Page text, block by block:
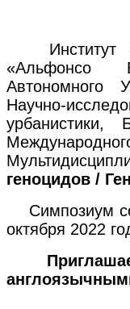
Институт
«Альфонсо
Автономного
Научно-
урбанистики,
геноцидов /
Симпозиум
октября 2022